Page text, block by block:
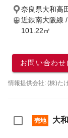
奈良県大和高
近鉄南大阪線
101.22㎡
お問い合わせ
情報提供会社: (株)た
売地 大